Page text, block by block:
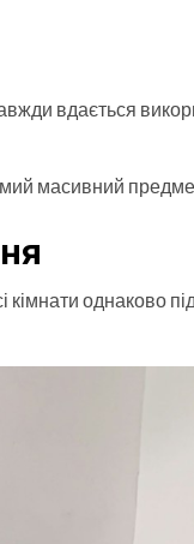
вдається
масивний
однаково